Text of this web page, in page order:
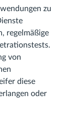
zu
regelmäßige
von
diese
oder